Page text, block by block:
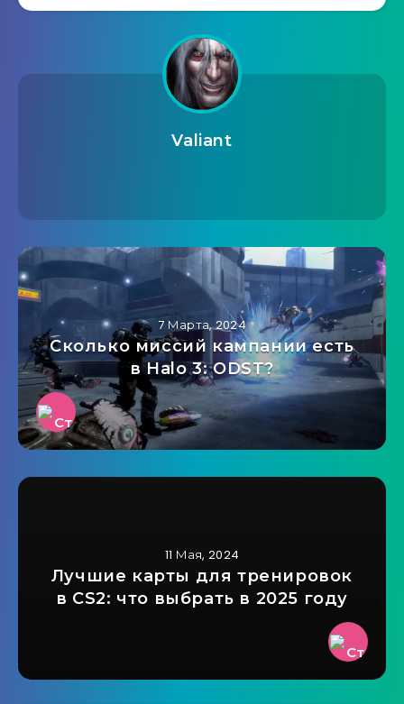
Valiant
7 Марта, 2024
Сколько миссий кампании есть
в Halo 3: ODST?
11 Мая, 2024
Лучшие карты для тренировок
в CS2: что выбрать в 2025 году